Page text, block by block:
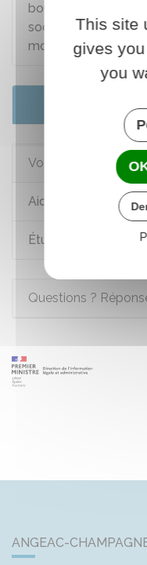
bourses
sociaux, des aides
mobilité
Voir aussi
Aides personnelles
Étudier à l'étranger
Questions ?
ANGEAC-
This site
gives
you